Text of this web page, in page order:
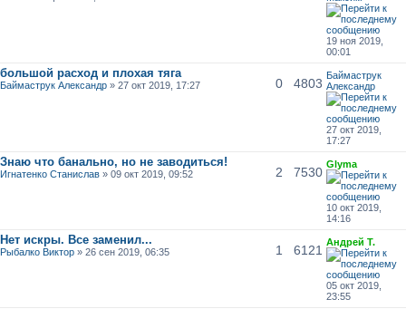
19 ноя 2019,
00:01
большой расход и плохая тяга
Баймаструк Александр » 27 окт 2019, 17:27 0 4803
Баймаструк
Александр
27 окт 2019,
17:27
Знаю что банально, но не заводиться!
Игнатенко Станислав » 09 окт 2019, 09:52 2 7530
Glyma
10 окт 2019,
14:16
Нет искры. Все заменил...
Рыбалко Виктор » 26 сен 2019, 06:35 1 6121
Андрей Т.
05 окт 2019,
23:55